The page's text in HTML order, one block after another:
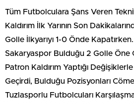
Tüm Futbolculara Şans Veren
Kaldırım İlk Yarının Son
Golle İlkyarıyı 1-0 Önde
Sakaryaspor Bulduğu 2 Golle Öne
Patron Kaldırım Yaptığı
Geçirdi, Bulduğu Pozisyonları
Tuzlasporlu Futbolcuları